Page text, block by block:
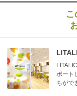
ポート
ちがで